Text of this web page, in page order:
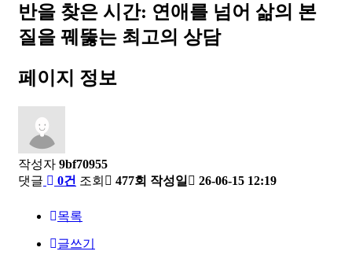
반을 찾은 시간: 연애를 넘어 삶의 본
질을 꿰뚫는 최고의 상담
페이지 정보
작성자 9bf70955
댓글
0건 조회 477회 작성일 26-06-15 12:19
목록
글쓰기